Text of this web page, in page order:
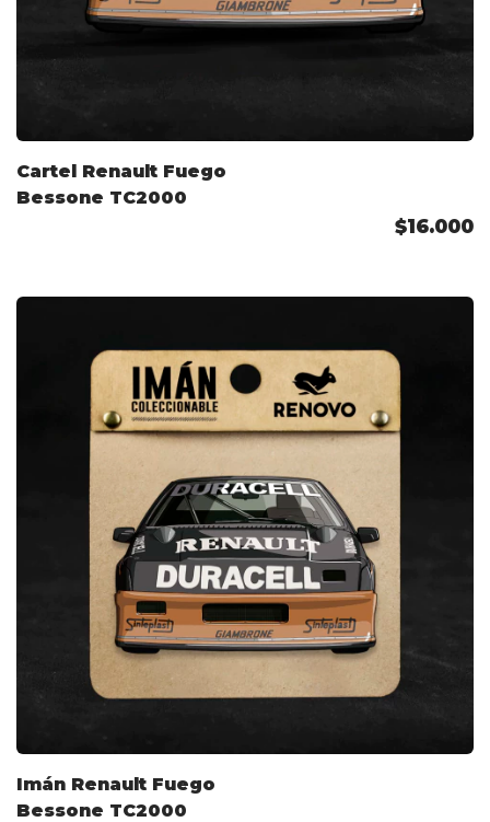
Cartel Renault Fuego
Bessone TC2000
$16.000
Imán Renault Fuego
Bessone TC2000